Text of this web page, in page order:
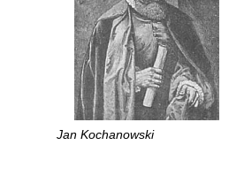
Jan Kochanowski